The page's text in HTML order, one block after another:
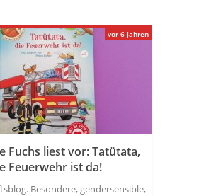
Fuchs liest vor: Tatütata,
Feuerwehr ist da!
Besondere, gendersensible,
vor 6 Jahren